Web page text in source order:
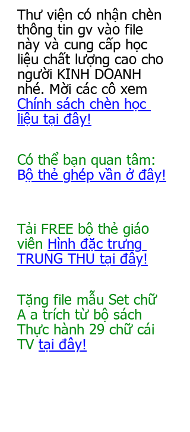
Thư viện có nhận chèn
thông tin gv vào file
này và cung cấp học
liệu chất lượng cao cho
người KINH DOANH
nhé. Mời các cô xem
Chính sách chèn học
liệu tại đây!
Có thể bạn quan tâm:
Bộ thẻ ghép vần ở đây!
Tải FREE bộ thẻ giáo
viên Hình đặc trưng
TRUNG THU tại đây!
Tặng file mẫu Set chữ
A a trích từ bộ sách
Thực hành 29 chữ cái
TV tại đây!